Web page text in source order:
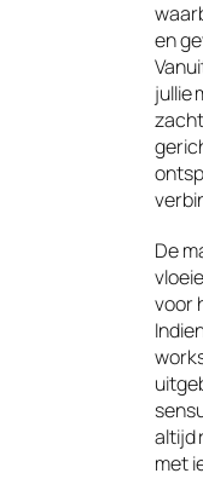
en
jullie
De
voor
altijd
met